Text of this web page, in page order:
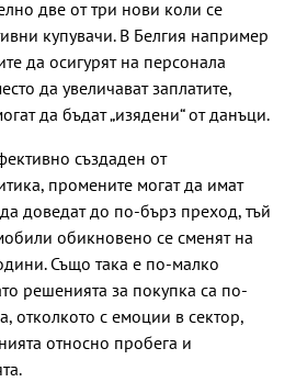
две от три нови коли се
купувачи. В Белгия например
да осигурят на персонала
да увеличават заплатите,
да бъдат „изядени“ от данъци.
създаден от
промените могат да имат
доведат до по-бърз преход, тъй
обикновено се сменят на
Също така е по-малко
решенията за покупка са по-
отколкото с емоции в сектор,
относно пробега и